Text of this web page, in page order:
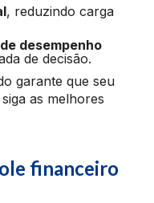
, reduzindo carga
desempenho
de decisão.
garante que seu
as melhores
financeiro